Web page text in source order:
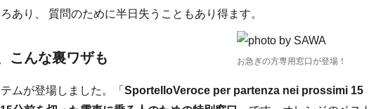
あり、 質問のために半日失うこともあり得ます。
お急ぎの方専用窓口が登場！
こんな裏ワザも
ムが登場しました。「 SportelloVeroce per partenza nei prossimi 15